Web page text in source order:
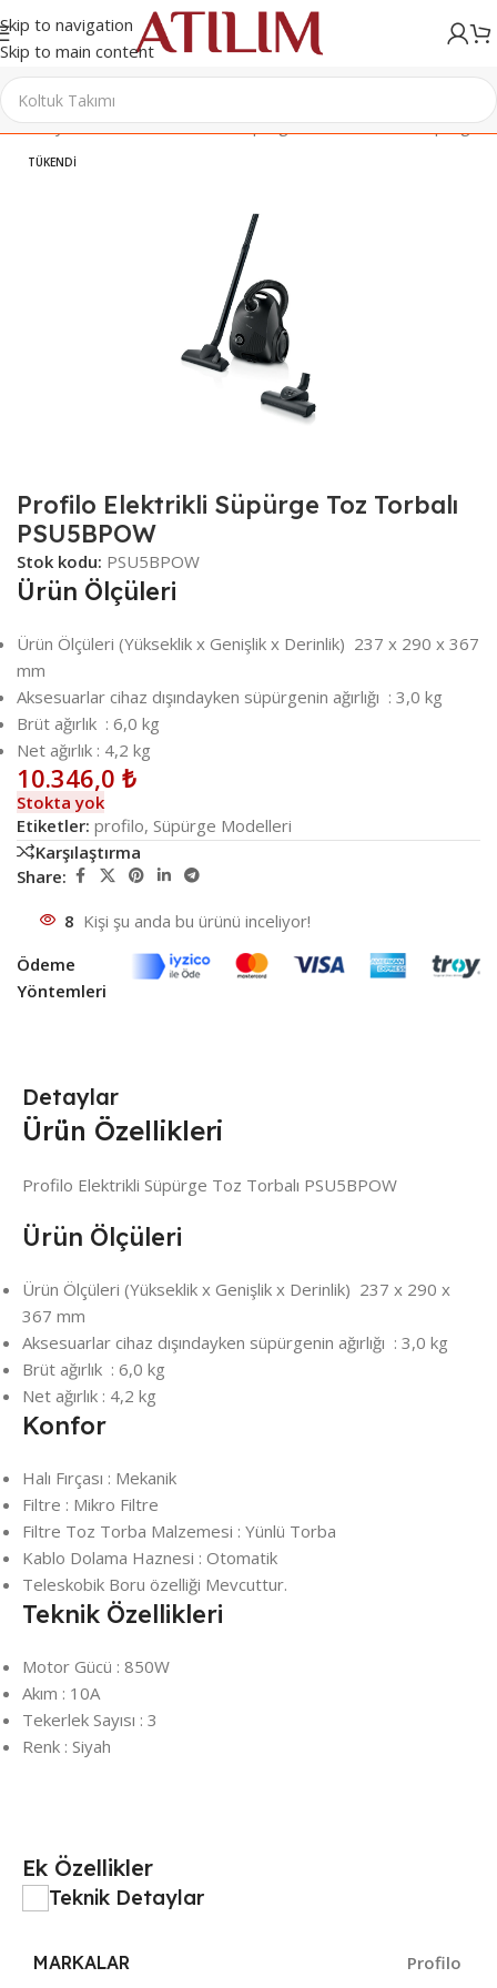
Skip to navigation
Skip to main content
Ana Sayfa/Elektrikli Ev Aletleri/Süpürgeler/Toz Torbalı Süpürge
TÜKENDI
Profilo Elektrikli Süpürge Toz Torbalı
PSU5BPOW
Stok kodu: PSU5BPOW
Ürün Ölçüleri
Ürün Ölçüleri (Yükseklik x Genişlik x Derinlik) 237 x 290 x 367
mm
Aksesuarlar cihaz dışındayken süpürgenin ağırlığı : 3,0 kg
Brüt ağırlık : 6,0 kg
Net ağırlık : 4,2 kg
10.346,0 ₺
Stokta yok
Etiketler: profilo, Süpürge Modelleri
Karşılaştırma
Share:
8 Kişi şu anda bu ürünü inceliyor!
Ödeme
Yöntemleri
Detaylar
Ürün Özellikleri
Profilo Elektrikli Süpürge Toz Torbalı PSU5BPOW
Ürün Ölçüleri
Ürün Ölçüleri (Yükseklik x Genişlik x Derinlik) 237 x 290 x
367 mm
Aksesuarlar cihaz dışındayken süpürgenin ağırlığı : 3,0 kg
Brüt ağırlık : 6,0 kg
Net ağırlık : 4,2 kg
Konfor
Halı Fırçası : Mekanik
Filtre : Mikro Filtre
Filtre Toz Torba Malzemesi : Yünlü Torba
Kablo Dolama Haznesi : Otomatik
Teleskobik Boru özelliği Mevcuttur.
Teknik Özellikleri
Motor Gücü : 850W
Akım : 10A
Tekerlek Sayısı : 3
Renk : Siyah
Ek Özellikler
Teknik Detaylar
MARKALAR Profilo